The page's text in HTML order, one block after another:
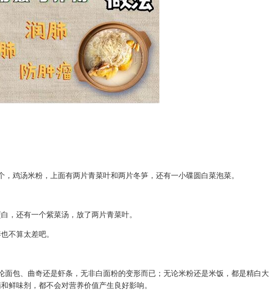
鸡汤米粉，上面有两片青菜叶和两片冬笋，还有一小碟圆白菜泡菜。
，还有一个紫菜汤，放了两片青菜叶。
不算太差吧。
面包、曲奇还是虾条，无非白面粉的变形而已；无论米粉还是米饭，都是精白大
鲜味剂，都不会对营养价值产生良好影响。